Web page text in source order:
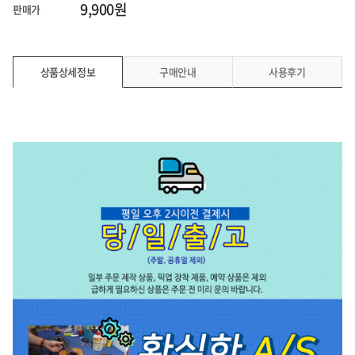
판매가 9,900원
상품상세정보 구매안내 사용후기